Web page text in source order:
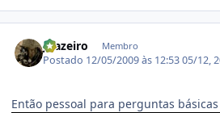
Juazeiro Membro
Postado 12/05/2009 às 12:5305/12,
Então pessoal para perguntas